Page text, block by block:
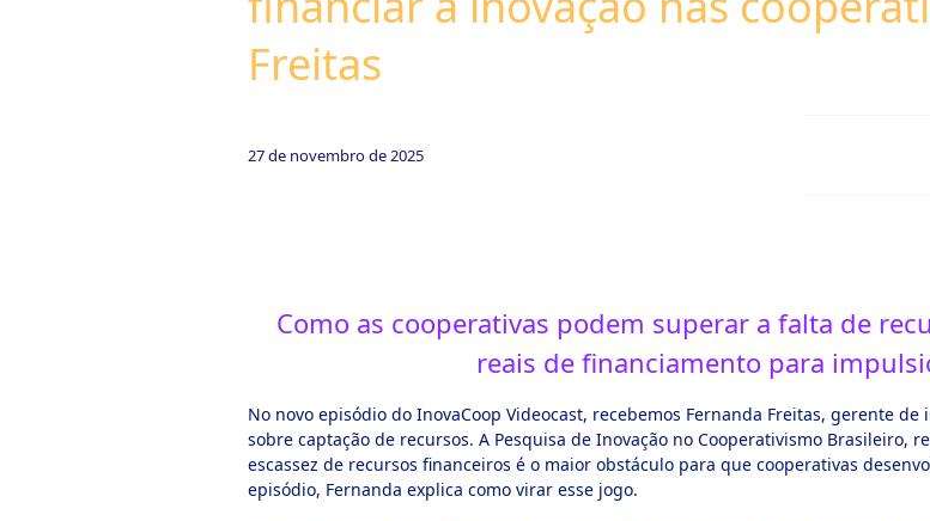
Freitas
27 de novembro de 2025
Como as cooperativas podem superar a falta de
reais de financiamento para
No novo episódio do InovaCoop Videocast, recebemos Fernanda Freitas, gerente
sobre captação de recursos. A Pesquisa de Inovação no Cooperativismo Brasileiro,
escassez de recursos financeiros é o maior obstáculo para que cooperativas
episódio, Fernanda explica como virar esse jogo.